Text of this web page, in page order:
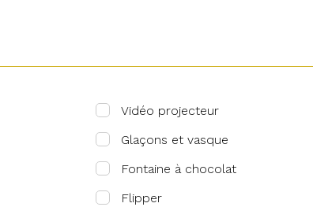
Vidéo projecteur
Glaçons et vasque
Fontaine à chocolat
Flipper